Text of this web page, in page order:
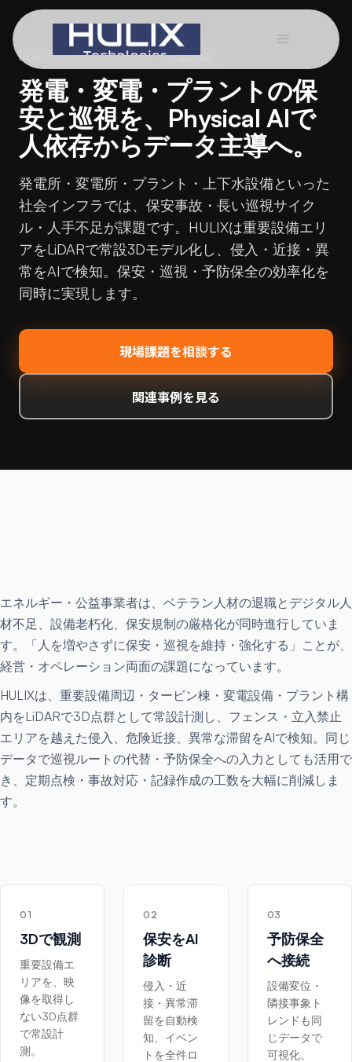
INDUSTRIES / エネルギー・公益設備
発電・変電・プラントの保
安と巡視を、Physical AIで
人依存からデータ主導へ。
発電所・変電所・プラント・上下水設備といった
社会インフラでは、保安事故・長い巡視サイク
ル・人手不足が課題です。HULIXは重要設備エリ
アをLiDARで常設3Dモデル化し、侵入・近接・異
常をAIで検知。保安・巡視・予防保全の効率化を
同時に実現します。
現場課題を相談する
関連事例を見る
エネルギー・公益事業者は、ベテラン人材の退職とデジタル人
材不足、設備老朽化、保安規制の厳格化が同時進行していま
す。「人を増やさずに保安・巡視を維持・強化する」ことが、
経営・オペレーション両面の課題になっています。
HULIXは、重要設備周辺・タービン棟・変電設備・プラント構
内をLiDARで3D点群として常設計測し、フェンス・立入禁止
エリアを越えた侵入、危険近接、異常な滞留をAIで検知。同じ
データで巡視ルートの代替・予防保全への入力としても活用で
き、定期点検・事故対応・記録作成の工数を大幅に削減しま
す。
01
3Dで観測
重要設備エ
リアを、映
像を取得し
ない3D点群
で常設計
測。
02
保安をAI
診断
侵入・近
接・異常滞
留を自動検
知、イベン
トを全件ロ
03
予防保全
へ接続
設備変位・
隣接事象ト
レンドも同
じデータで
可視化。